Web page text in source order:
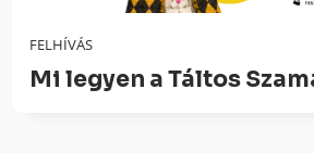
FELHÍVÁS
Mi legyen a Táltos